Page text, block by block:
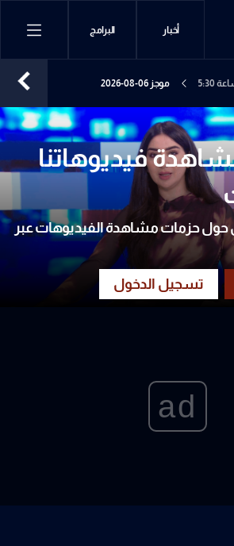
أخبار البرامج
5:30 موجز 06-08-2026
فيديوهاتنا
حول حزمات مشاهدة الفيديوهات عبر
ad